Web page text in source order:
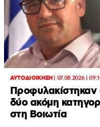
ΑΥΤΟΔΙΟΙΚΗΣΗ| 07.08.2026 |
Προφυλακίστηκαν
δύο ακόμη
στη Βοιωτία